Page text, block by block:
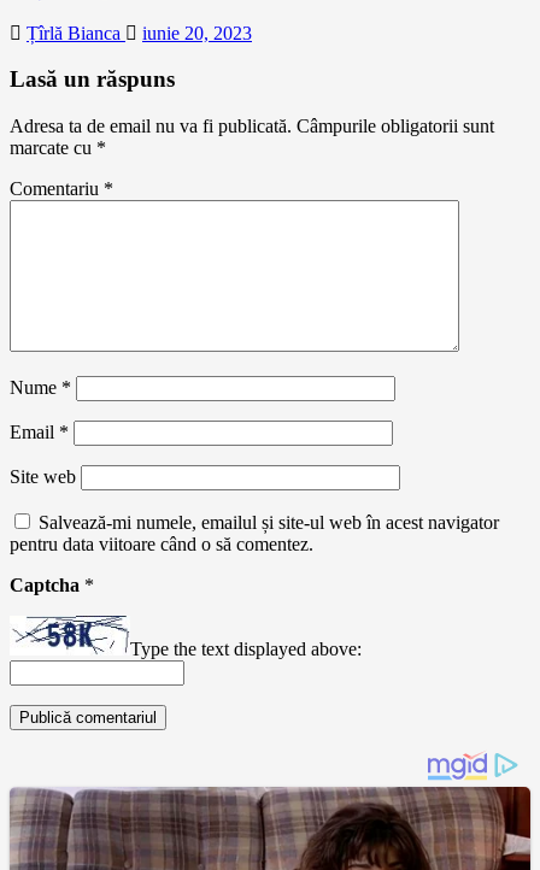
Țîrlă Bianca iunie 20, 2023
Lasă un răspuns
Adresa ta de email nu va fi publicată. Câmpurile obligatorii sunt
marcate cu *
Comentariu *
Nume *
Email *
Site web
Salvează-mi numele, emailul și site-ul web în acest navigator
pentru data viitoare când o să comentez.
Captcha *
Type the text displayed above: